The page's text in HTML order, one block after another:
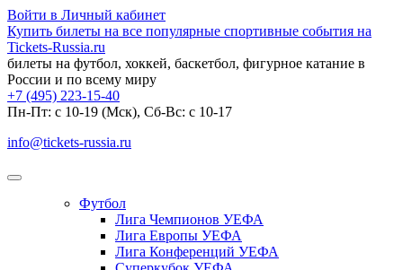
Войти в Личный кабинет
Купить билеты на все популярные спортивные события на
Tickets-Russia.ru
билеты на футбол, хоккей, баскетбол, фигурное катание в
России и по всему миру
+7 (495) 223-15-40
Пн-Пт: c 10-19 (Мск), Сб-Вс: с 10-17
info@tickets-russia.ru
Футбол
Лига Чемпионов УЕФА
Лига Европы УЕФА
Лига Конференций УЕФА